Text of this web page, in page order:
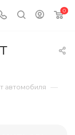
0
автомобиля —